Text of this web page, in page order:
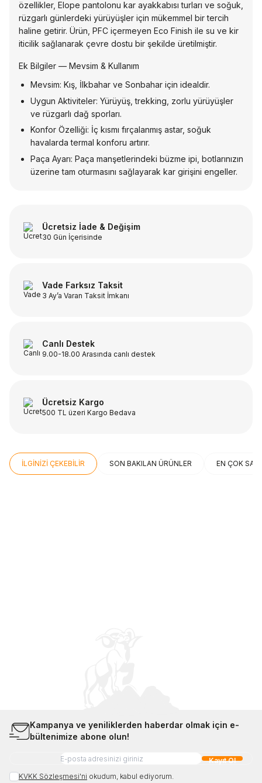
özellikler, Elope pantolonu kar ayakkabısı turları ve soğuk,
rüzgarlı günlerdeki yürüyüşler için mükemmel bir tercih
haline getirir. Ürün, PFC içermeyen Eco Finish ile su ve kir
iticilik sağlanarak çevre dostu bir şekilde üretilmiştir.
Ek Bilgiler — Mevsim & Kullanım
Mevsim: Kış, İlkbahar ve Sonbahar için idealdir.
Uygun Aktiviteler: Yürüyüş, trekking, zorlu yürüyüşler
ve rüzgarlı dağ sporları.
Konfor Özelliği: İç kısmı fırçalanmış astar, soğuk
havalarda termal konforu artırır.
Paça Ayarı: Paça manşetlerindeki büzme ipi, botlarınızın
üzerine tam oturmasını sağlayarak kar girişini engeller.
Ücretsiz İade & Değişim
30 Gün İçerisinde
Vade Farksız Taksit
3 Ay’a Varan Taksit İmkanı
Canlı Destek
9.00-18.00 Arasında canlı destek
Ücretsiz Kargo
500 TL üzeri Kargo Bedava
İLGİNİZİ ÇEKEBİLİR SON BAKILAN ÜRÜNLER EN ÇOK
ÜCRETSİZ KARGO
Kampanya ve yeniliklerden haberdar olmak için e-
bültenimize abone olun!
Kayıt Ol
KVKK Sözleşmesi'ni okudum, kabul ediyorum.